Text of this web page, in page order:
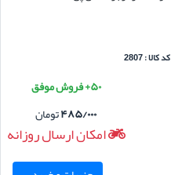
کد کالا : 2807
۵۰+ فروش موفق
۴۸۵/۰۰۰تومان
امکان ارسال روزانه